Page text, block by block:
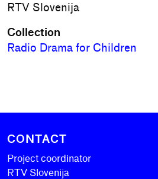
RTV Slovenija
Collection
Radio Drama for Children
CONTACT
Project coordinator
RTV Slovenija